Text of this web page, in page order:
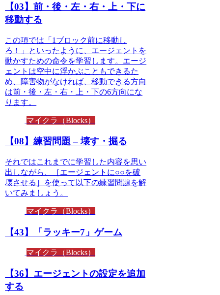
【03】前・後・左・右・上・下に
移動する
この項では「1ブロック前に移動し
ろ！」といったように、エージェントを
動かすための命令を学習します。エージ
ェントは空中に浮かぶこともできるた
め、障害物がなければ、移動できる方向
は前・後・左・右・上・下の6方向にな
ります。
マイクラ（Blocks）
【08】練習問題 – 壊す・掘る
それではこれまでに学習した内容を思い
出しながら、［エージェントに○○を破
壊させる］を使って以下の練習問題を解
いてみましょう。
マイクラ（Blocks）
【43】「ラッキー7」ゲーム
マイクラ（Blocks）
【36】エージェントの設定を追加
する